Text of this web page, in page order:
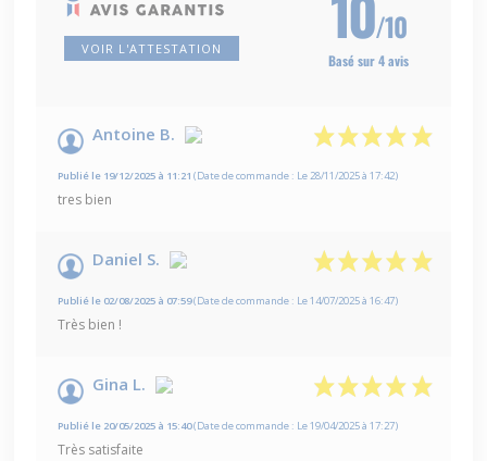
VOIR L'ATTESTATION
/10
Basé sur 4 avis
Antoine B.
Publié le 19/12/2025 à 11:21(Date de commande : Le 28/11/2025 à 17:42)
tres bien
Daniel S.
Publié le 02/08/2025 à 07:59(Date de commande : Le 14/07/2025 à 16:47)
Très bien !
Gina L.
Publié le 20/05/2025 à 15:40(Date de commande : Le 19/04/2025 à 17:27)
Très satisfaite